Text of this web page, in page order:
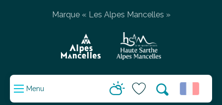
Aller
Menu
Marque « Les Alpes Mancelles »